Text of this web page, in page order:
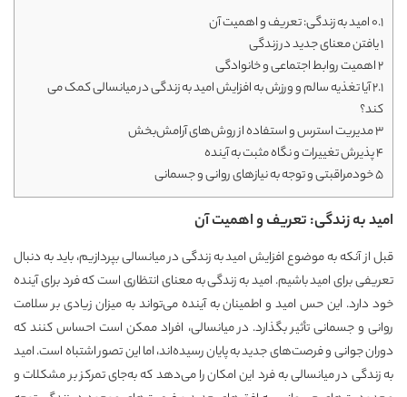
0.1امید به زندگی: تعریف و اهمیت آن
1یافتن معنای جدید در زندگی
2اهمیت روابط اجتماعی و خانوادگی
2.1آیا تغذیه سالم و ورزش به افزایش امید به زندگی در میانسالی کمک می
کند؟
3مدیریت استرس و استفاده از روش‌های آرامش‌بخش
4پذیرش تغییرات و نگاه مثبت به آینده
5خودمراقبتی و توجه به نیازهای روانی و جسمانی
امید به زندگی: تعریف و اهمیت آن
قبل از آنکه به موضوع افزایش امید به زندگی در میانسالی بپردازیم، باید به دنبال
تعریفی برای امید باشیم. امید به زندگی به معنای انتظاری است که فرد برای آینده
خود دارد. این حس امید و اطمینان به آینده می‌تواند به میزان زیادی بر سلامت
روانی و جسمانی تأثیر بگذارد. در میانسالی، افراد ممکن است احساس کنند که
دوران جوانی و فرصت‌های جدید به پایان رسیده‌اند، اما این تصور اشتباه است. امید
به زندگی در میانسالی به فرد این امکان را می‌دهد که به‌جای تمرکز بر مشکلات و